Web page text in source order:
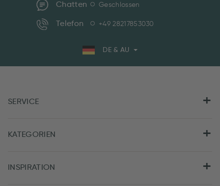
Chatten Geschlossen
Telefon +49 28217853030
DE & AU
SERVICE
KATEGORIEN
INSPIRATION